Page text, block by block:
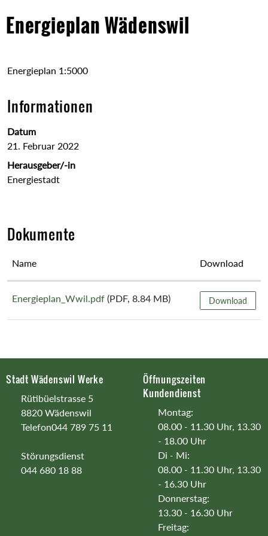
Energieplan Wädenswil
Energieplan 1:5000
Informationen
Datum
21. Februar 2022
Herausgeber/-in
Energiestadt
Dokumente
Name Download
Energieplan_Wwil.pdf (PDF, 8.84 MB) Download
Stadt Wädenswil Werke
Rütibüelstrasse 5
8820 Wädenswil
Telefon044 789 75 11
Störungsdienst
044 680 18 88
Öffnungszeiten
Kundendienst
Montag:
08.00 - 11.30 Uhr, 13.30
- 18.00 Uhr
Di - Mi:
08.00 - 11.30 Uhr, 13.30
- 16.30 Uhr
Donnerstag:
13.30 - 16.30 Uhr
Freitag: